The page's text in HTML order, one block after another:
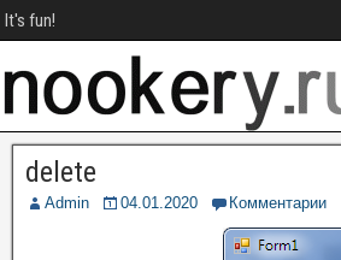
It's fun!
delete
Admin 04.01.2020 Комментарии